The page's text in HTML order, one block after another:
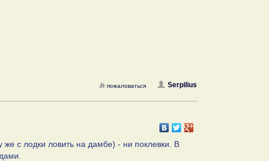
Serpilius
пожаловаться
с лодки ловить на дамбе) - ни поклевки. В